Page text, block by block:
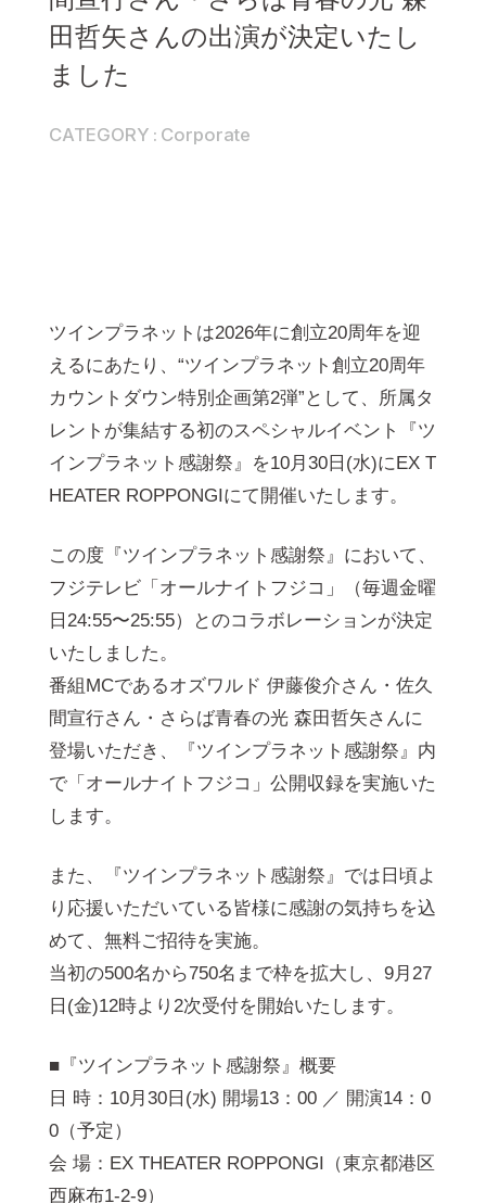
⽥哲⽮さんの出演が決定いたし
ました
CATEGORY Corporate
ツインプラネットは2026年に創⽴20周年を迎
えるにあたり、“ツインプラネット創⽴20周年
カウントダウン特別企画第2弾”として、所属タ
レントが集結する初のスペシャルイベント『ツ
インプラネット感謝祭』を10⽉30⽇(⽔)にEX T
HEATER ROPPONGIにて開催いたします。
この度『ツインプラネット感謝祭』において、
フジテレビ「オールナイトフジコ」（毎週⾦曜
⽇24:55〜25:55）とのコラボレーションが決定
いたしました。
番組MCであるオズワルド 伊藤俊介さん・佐久
間宣⾏さん・さらば⻘春の光 森⽥哲⽮さんに
登場いただき、『ツインプラネット感謝祭』内
で「オールナイトフジコ」公開収録を実施いた
します。
また、『ツインプラネット感謝祭』では⽇頃よ
り応援いただいている皆様に感謝の気持ちを込
めて、無料ご招待を実施。
当初の500名から750名まで枠を拡⼤し、9⽉27
⽇(⾦)12時より2次受付を開始いたします。
■『ツインプラネット感謝祭』概要
⽇ 時：10⽉30⽇(⽔) 開場13：00 ／ 開演14：0
0（予定）
会 場：EX THEATER ROPPONGI（東京都港区
⻄⿇布1-2-9）